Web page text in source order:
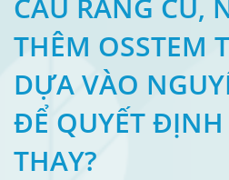
CẦU RĂNG CŨ,
THÊM OSSTEM
DỰA VÀO
ĐỂ QUYẾT
THAY?